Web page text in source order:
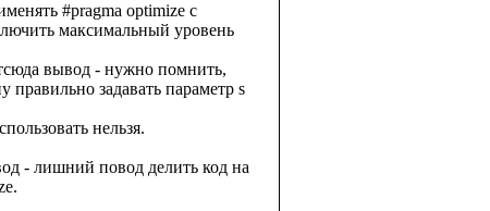
#pragma optimize с
максимальный уровень
вывод - нужно помнить,
правильно задавать параметр s
нельзя.
- лишний повод делить код на